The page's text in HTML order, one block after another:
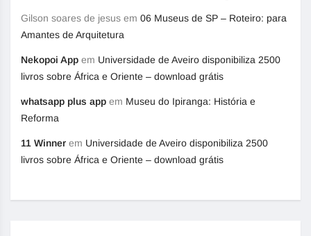
Gilson soares de jesus em 06 Museus de SP – Roteiro: para
Amantes de Arquitetura
Nekopoi App em Universidade de Aveiro disponibiliza 2500
livros sobre África e Oriente – download grátis
whatsapp plus app em Museu do Ipiranga: História e
Reforma
11 Winner em Universidade de Aveiro disponibiliza 2500
livros sobre África e Oriente – download grátis